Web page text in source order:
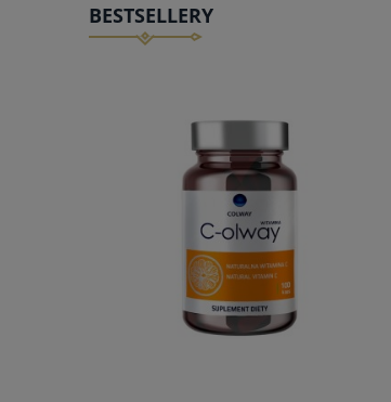
BESTSELLERY